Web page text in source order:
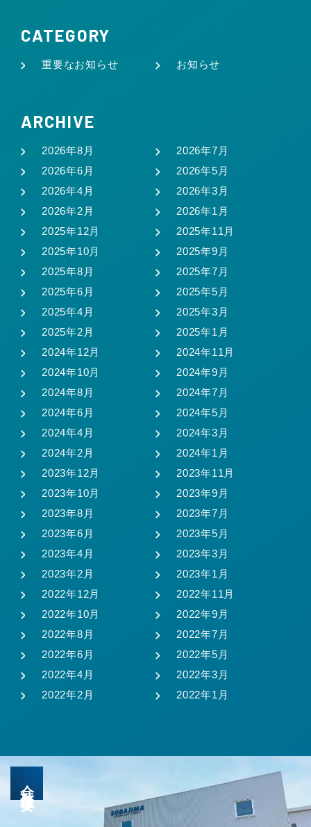
CATEGORY
重要なお知らせ お知らせ
ARCHIVE
2026年8月
2026年7月
2026年6月
2026年5月
2026年4月
2026年3月
2026年2月
2026年1月
2025年12月
2025年11月
2025年10月
2025年9月
2025年8月
2025年7月
2025年6月
2025年5月
2025年4月
2025年3月
2025年2月
2025年1月
2024年12月
2024年11月
2024年10月
2024年9月
2024年8月
2024年7月
2024年6月
2024年5月
2024年4月
2024年3月
2024年2月
2024年1月
2023年12月
2023年11月
2023年10月
2023年9月
2023年8月
2023年7月
2023年6月
2023年5月
2023年4月
2023年3月
2023年2月
2023年1月
2022年12月
2022年11月
2022年10月
2022年9月
2022年8月
2022年7月
2022年6月
2022年5月
2022年4月
2022年3月
2022年2月
2022年1月
会社概要